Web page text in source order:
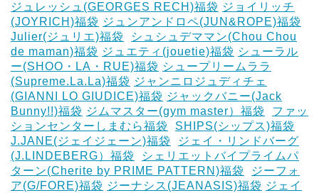
ジュレッシュ(GEORGES RECH)福袋 ジョイリッチ
(JOYRICH)福袋 ジュンアンドロペ(JUN&ROPE)福袋
Julier(ジュリエ)福袋
シュシュデママン(Chou Chou
de maman)福袋 ジュエティ(jouetie)福袋 シューラル
ー(SHOO・LA・RUE)福袋 シュープリームララ
(Supreme.La.La)福袋 ジャンニロジュディチェ
(GIANNI LO GIUDICE)福袋 ジャックバニー(Jack
Bunny!!)福袋 ジムマスター(gym master）福袋
ファッ
ションセンターしまむら福袋
SHIPS(シップス)福袋
J.JANE(ジェイジェーン)福袋
ジェイ・リンドバーグ
(J.LINDEBERG）福袋
シェリエットバイプライムパ
ターン(Cherite by PRIME PATTERN)福袋
ジーフォ
ア(G/FORE)福袋 ジーナシス(JEANASIS)福袋 ジェイ